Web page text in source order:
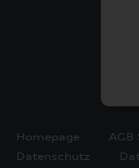
Homepage AGB
Datenschutz